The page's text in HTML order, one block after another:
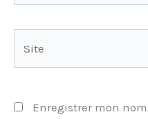
Enregistrer mon